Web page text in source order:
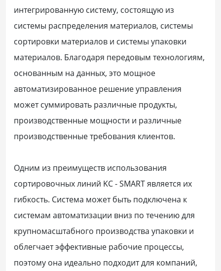
интегрированную систему, состоящую из
системы распределения материалов, системы
сортировки материалов и системы упаковки
материалов. Благодаря передовым технологиям,
основанным на данных, это мощное
автоматизированное решение управления
может суммировать различные продукты,
производственные мощности и различные
производственные требования клиентов.
Одним из преимуществ использования
сортировочных линий KC - SMART является их
гибкость. Система может быть подключена к
системам автоматизации вниз по течению для
крупномасштабного производства упаковки и
облегчает эффективные рабочие процессы,
поэтому она идеально подходит для компаний,